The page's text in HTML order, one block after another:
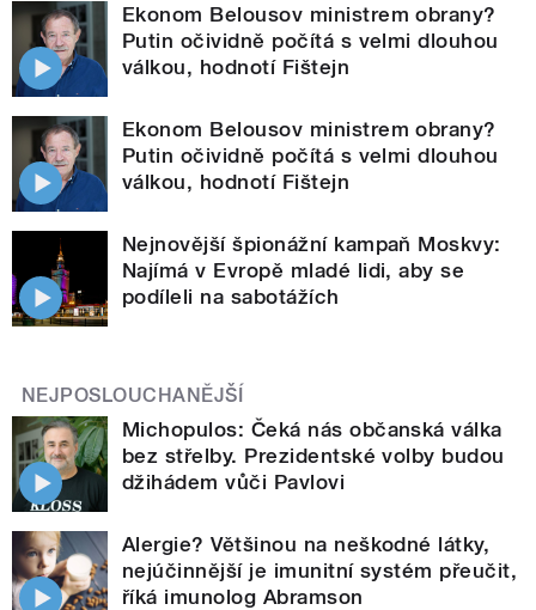
Ekonom Belousov ministrem obrany?
Putin očividně počítá s velmi dlouhou
válkou, hodnotí Fištejn
Ekonom Belousov ministrem obrany?
Putin očividně počítá s velmi dlouhou
válkou, hodnotí Fištejn
Nejnovější špionážní kampaň Moskvy:
Najímá v Evropě mladé lidi, aby se
podíleli na sabotážích
NEJPOSLOUCHANĚJŠÍ
Michopulos: Čeká nás občanská válka
bez střelby. Prezidentské volby budou
džihádem vůči Pavlovi
Alergie? Většinou na neškodné látky,
nejúčinnější je imunitní systém přeučit,
říká imunolog Abramson